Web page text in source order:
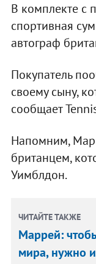
В комплекте с
спортивная
автограф
Покупатель
своему сыну,
сообщает
Напомним,
британцем,
Уимблдон.
ЧИТАЙТЕ ТАКЖЕ
Маррей:
мира, нужно